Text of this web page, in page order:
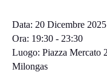
Data: 20 Dicembre 2025
Ora: 19:30 - 23:30
Luogo: Piazza Mercato
Milongas